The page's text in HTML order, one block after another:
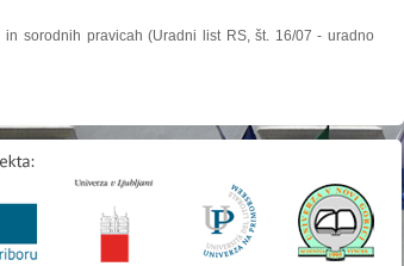
sorodnih pravicah (Uradni list RS, št. 16/07 - uradno